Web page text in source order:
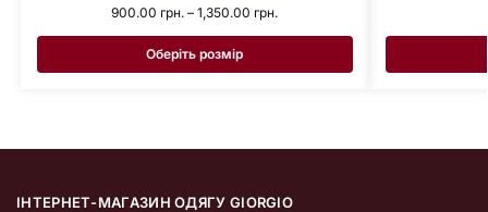
900.00 грн. – 1,350.00 грн.
Оберіть розмір
ІНТЕРНЕТ-МАГАЗИН ОДЯГУ GIORGIO